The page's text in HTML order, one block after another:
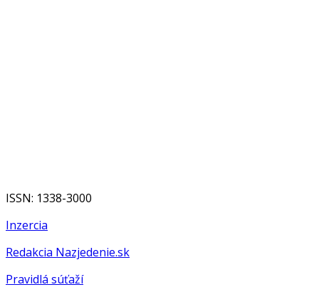
ISSN: 1338-3000
Inzercia
Redakcia Nazjedenie.sk
Pravidlá súťaží